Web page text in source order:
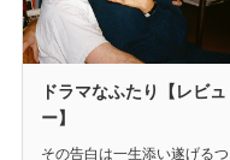
ドラマなふたり【レビュ
ー】
その告白は一生添い遂げるつ